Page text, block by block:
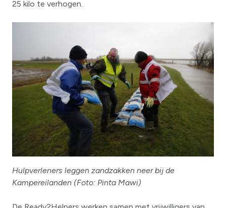
25 kilo te verhogen.
Hulpverleners leggen zandzakken neer bij de
Kampereilanden (Foto: Pinta Mawi)